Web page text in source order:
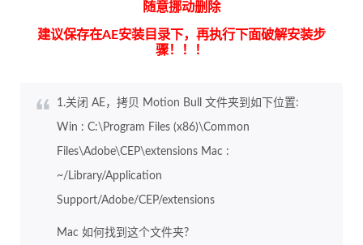
随意挪动删除
建议保存在AE安装目录下，再执行下面破解安装步
骤！！！
1.关闭 AE，拷贝 Motion Bull 文件夹到如下位置:
Win : C:\Program Files (x86)\Common
Files\Adobe\CEP\extensions Mac :
~/Library/Application
Support/Adobe/CEP/extensions
Mac 如何找到这个文件夹?